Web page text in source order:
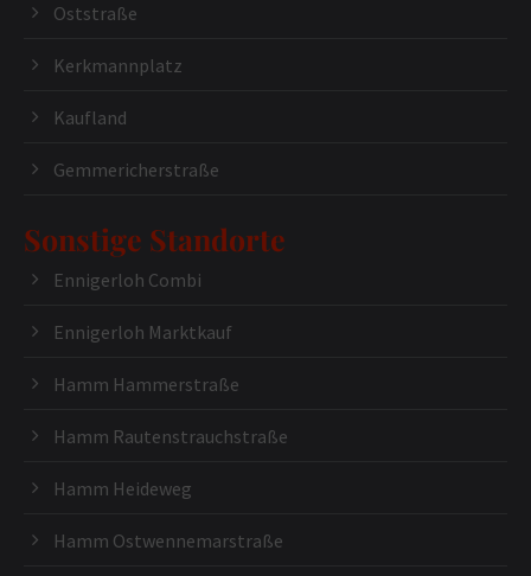
Oststraße
Kerkmannplatz
Kaufland
Gemmericherstraße
Sonstige Standorte
Ennigerloh Combi
Ennigerloh Marktkauf
Hamm Hammerstraße
Hamm Rautenstrauchstraße
Hamm Heideweg
Hamm Ostwennemarstraße